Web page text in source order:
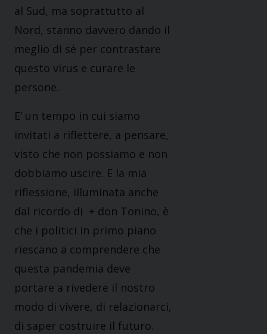
al Sud, ma soprattutto al
Nord, stanno davvero dando il
meglio di sé per contrastare
questo virus e curare le
persone.
E’ un tempo in cui siamo
invitati a riflettere, a pensare,
visto che non possiamo e non
dobbiamo uscire. E la mia
riflessione, illuminata anche
dal ricordo di + don Tonino, è
che i politici in primo piano
riescano a comprendere che
questa pandemia deve
portare a rivedere il nostro
modo di vivere, di relazionarci,
di saper costruire il futuro.